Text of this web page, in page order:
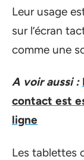
Leur usage
sur l’écran
comme une
A voir aussi :
contact est
ligne
Les tablettes